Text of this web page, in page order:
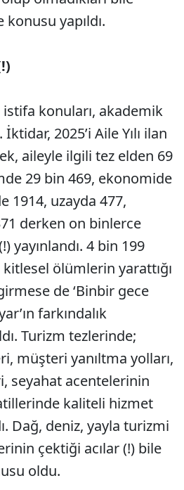
yapıldı.
konuları, akademik
2025’i Aile Yılı ilan
aileyle ilgili tez elden 69
29 bin 469, ekonomide
1914, uzayda 477,
derken on binlerce
yayınlandı. 4 bin 199
ölümlerin yarattığı
de ‘Binbir gece
farkındalık
Turizm tezlerinde;
müşteri yanıltma yolları,
seyahat acentelerinin
kaliteli hizmet
Dağ, deniz, yayla turizmi
çektiği acılar (!) bile
oldu.